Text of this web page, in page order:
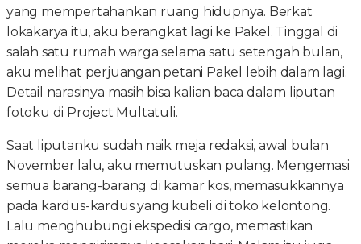
yang mempertahankan ruang hidupnya. Berkat
lokakarya itu, aku berangkat lagi ke Pakel. Tinggal di
salah satu rumah warga selama satu setengah bulan,
aku melihat perjuangan petani Pakel lebih dalam lagi.
Detail narasinya masih bisa kalian baca dalam liputan
fotoku di Project Multatuli.
Saat liputanku sudah naik meja redaksi, awal bulan
November lalu, aku memutuskan pulang. Mengemasi
semua barang-barang di kamar kos, memasukkannya
pada kardus-kardus yang kubeli di toko kelontong.
Lalu menghubungi ekspedisi cargo, memastikan